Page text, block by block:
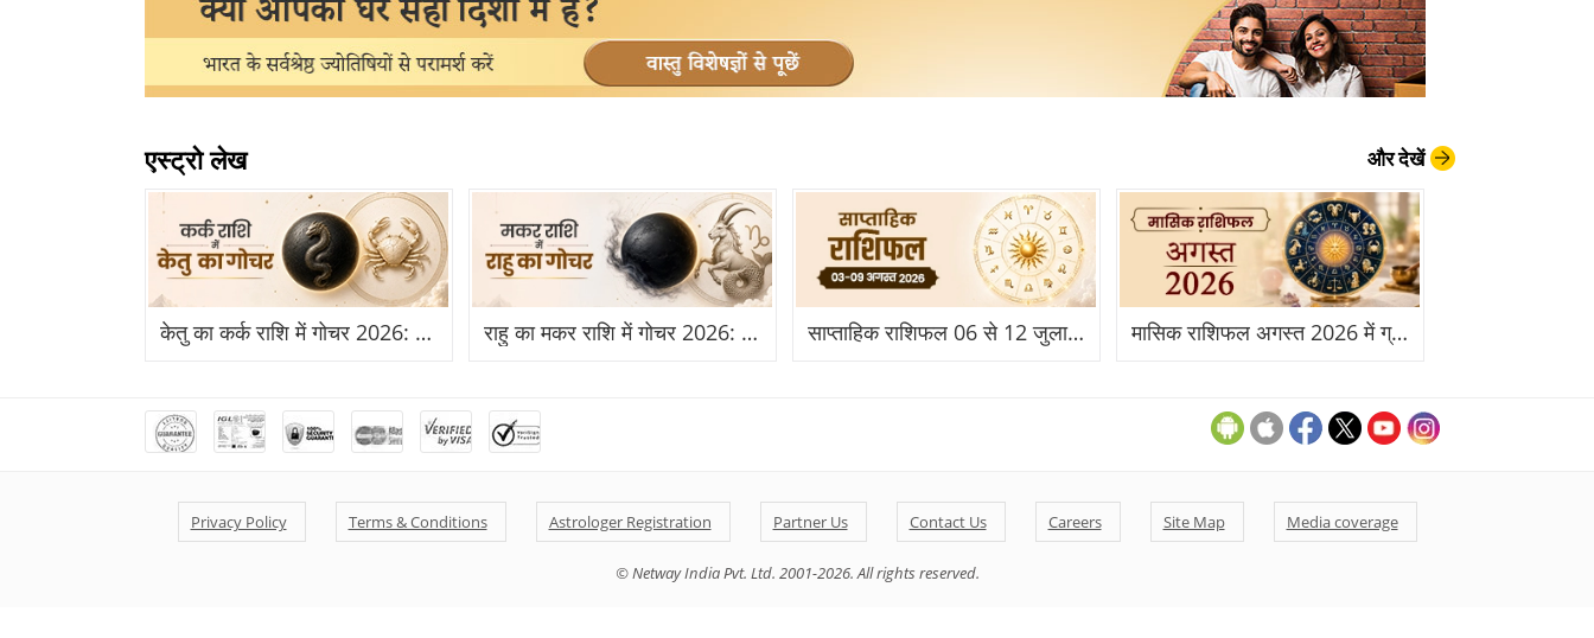
एस्ट्रो लेख और देखें
केतु का कर्क राशि में गोचर 2026: कर्क राशि में केतु का प्रवेश से किन राशियों को होगा बड़ा लाभ? राहु का मकर राशि में गोचर 2026: किसके लिए बनेगा विदेश और तरक्की का योग? साप्ताहिक राशिफल 06 से 12 जुलाई 2026: इस सप्ताह आपकी राशि के लिए क्या है खास? मासिक राशिफल अगस्त 2026 में ग्रहों की चाल आपकी राशि पर क्या असर डालेगी?
Privacy Policy Terms & Conditions Astrologer Registration Partner Us Contact Us Careers Site Map Media coverage
© Netway India Pvt. Ltd. 2001-2026. All rights reserved.